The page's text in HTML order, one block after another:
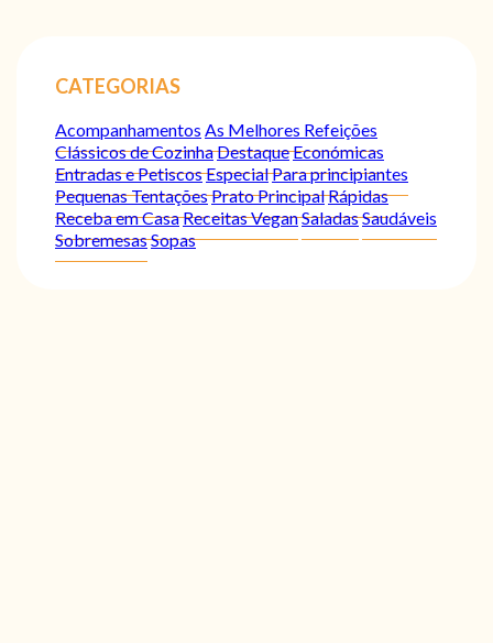
CATEGORIAS
Acompanhamentos As Melhores Refeições
Clássicos de CozinhaDestaqueEconómicas
Entradas e PetiscosEspecialPara principiantes
Pequenas TentaçõesPrato PrincipalRápidas
Receba em CasaReceitas VeganSaladasSaudáveis
SobremesasSopas